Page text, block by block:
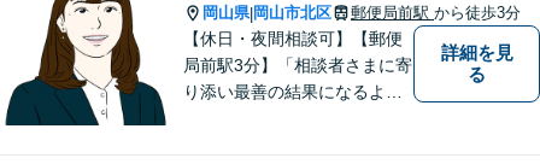
岡山県|岡山市北区 郵便局前駅 から徒歩3分
【休日・夜間相談可】【郵便
局前駅3分】「相談者さまに寄
り添い最善の結果になるよう
詳細を見
る